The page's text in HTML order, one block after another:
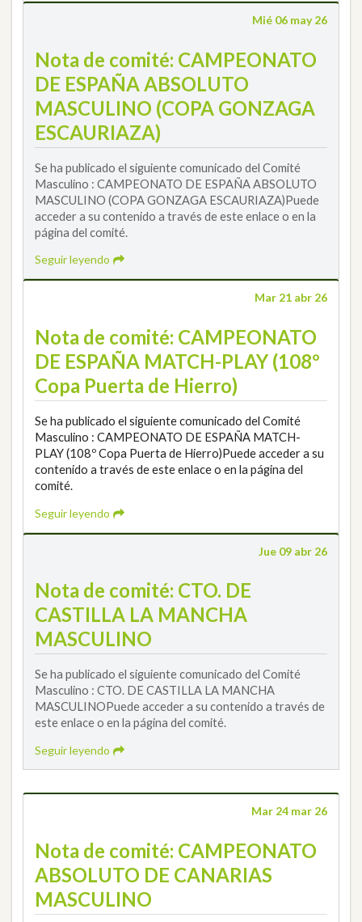
Mié 06 may 26
Nota de comité: CAMPEONATO
DE ESPAÑA ABSOLUTO
MASCULINO (COPA GONZAGA
ESCAURIAZA)
Se ha publicado el siguiente comunicado del Comité
Masculino : CAMPEONATO DE ESPAÑA ABSOLUTO
MASCULINO (COPA GONZAGA ESCAURIAZA)Puede
acceder a su contenido a través de este enlace o en la
página del comité.
Seguir leyendo
Mar 21 abr 26
Nota de comité: CAMPEONATO
DE ESPAÑA MATCH-PLAY (108º
Copa Puerta de Hierro)
Se ha publicado el siguiente comunicado del Comité
Masculino : CAMPEONATO DE ESPAÑA MATCH-
PLAY (108º Copa Puerta de Hierro)Puede acceder a su
contenido a través de este enlace o en la página del
comité.
Seguir leyendo
Jue 09 abr 26
Nota de comité: CTO. DE
CASTILLA LA MANCHA
MASCULINO
Se ha publicado el siguiente comunicado del Comité
Masculino : CTO. DE CASTILLA LA MANCHA
MASCULINOPuede acceder a su contenido a través de
este enlace o en la página del comité.
Seguir leyendo
Mar 24 mar 26
Nota de comité: CAMPEONATO
ABSOLUTO DE CANARIAS
MASCULINO